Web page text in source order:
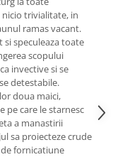
trivialitate, in
ramas vacant.
speculeaza toate
scopului
invective si se
detestabile.
doua maici,
pe care le starnesc
a manastirii
sa proiecteze crude
fornicatiune